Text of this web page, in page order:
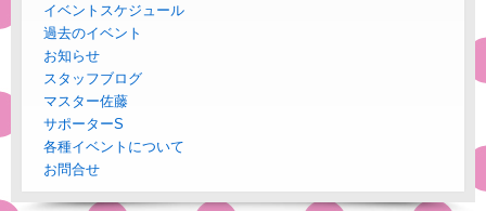
イベントスケジュール
過去のイベント
お知らせ
スタッフブログ
マスター佐藤
サポーターS
各種イベントについて
お問合せ